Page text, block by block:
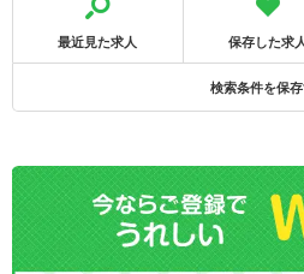
最近見た求人 保存した求人
検索条件を保